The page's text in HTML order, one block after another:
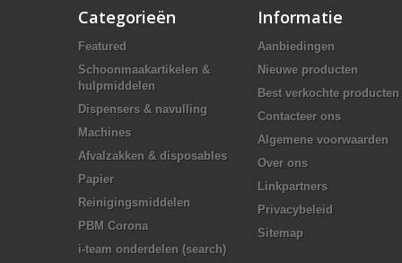
Categorieën
Featured
Schoonmaakartikelen &
hulpmiddelen
Dispensers & navulling
Machines
Afvalzakken & disposables
Papier
Reinigingsmiddelen
PBM Corona
i-team onderdelen (search)
Informatie
Aanbiedingen
Nieuwe producten
Best verkochte producten
Contacteer ons
Algemene voorwaarden
Over ons
Linkpartners
Privacybeleid
Sitemap